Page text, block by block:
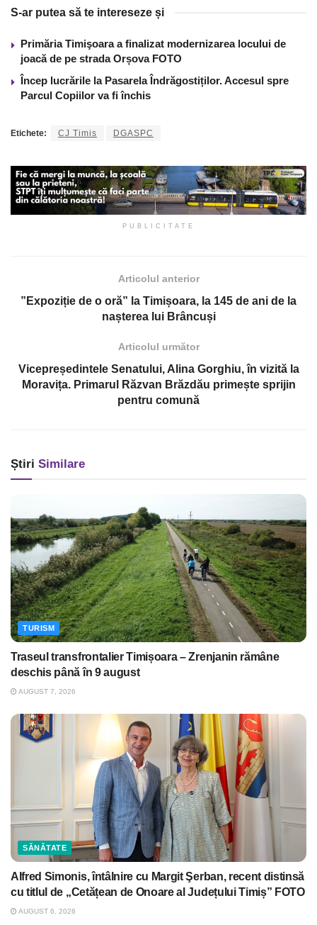
S-ar putea să te intereseze și
Primăria Timişoara a finalizat modernizarea locului de
joacă de pe strada Orșova FOTO
Încep lucrările la Pasarela Îndrăgostiților. Accesul spre
Parcul Copiilor va fi închis
Etichete: CJ Timis DGASPC
PUBLICITATE
Articolul anterior
”Expoziție de o oră” la Timișoara, la 145 de ani de la
nașterea lui Brâncuși
Articolul următor
Vicepreședintele Senatului, Alina Gorghiu, în vizită la
Moravița. Primarul Răzvan Brăzdău primește sprijin
pentru comună
Știri Similare
TURISM
Traseul transfrontalier Timișoara – Zrenjanin rămâne
deschis până în 9 august
AUGUST 7, 2026
SĂNĂTATE
Alfred Simonis, întâlnire cu Margit Şerban, recent distinsă
cu titlul de „Cetățean de Onoare al Județului Timiș” FOTO
AUGUST 6, 2026